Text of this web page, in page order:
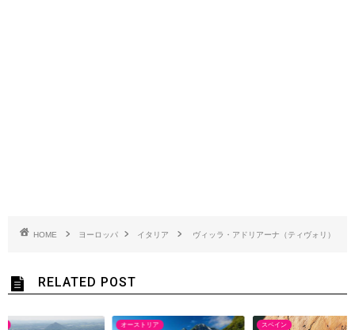
HOME ヨーロッパ イタリア ヴィッラ・アドリアーナ（ティヴォリ）
RELATED POST
オーストリア スペイン